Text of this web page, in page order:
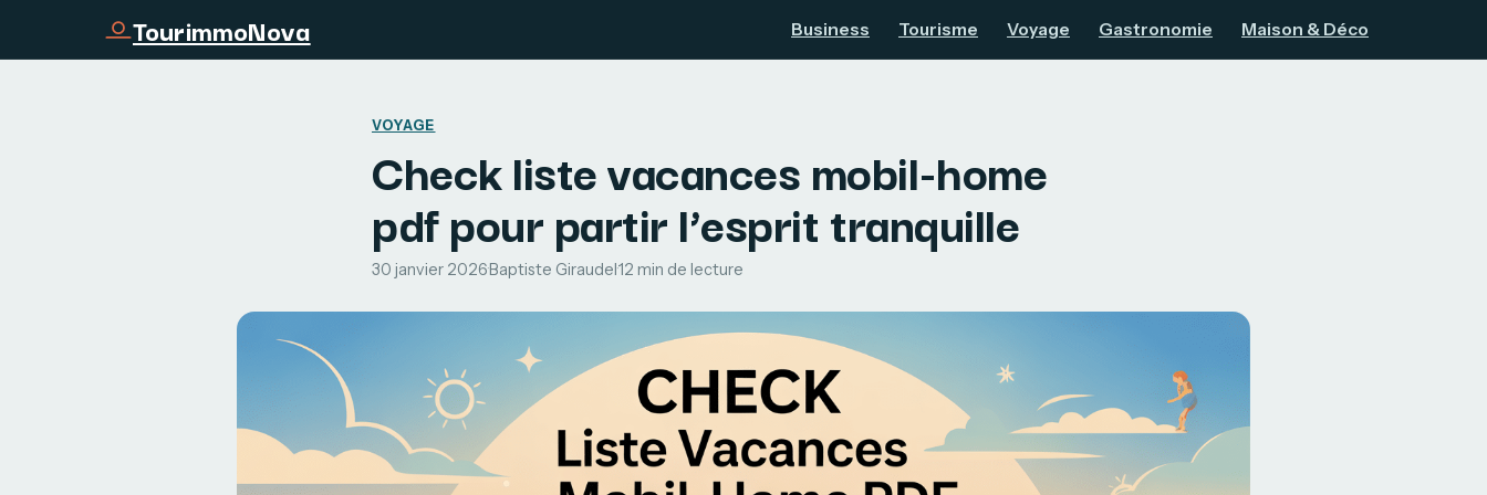
TourimmoNova Business Tourisme Voyage Gastronomie Maison & Déco
VOYAGE
Check liste vacances mobil-home
pdf pour partir l’esprit tranquille
30 janvier 2026·Baptiste Giraudel ·12 min de lecture